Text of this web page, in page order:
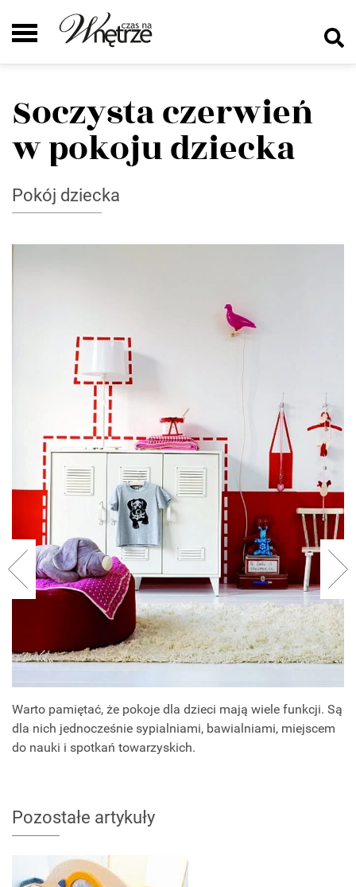
Soczysta czerwień
w pokoju dziecka
Pokój dziecka
Warto pamiętać, że pokoje dla dzieci mają wiele funkcji. Są
dla nich jednocześnie sypialniami, bawialniami, miejscem
do nauki i spotkań towarzyskich.
Pozostałe artykuły